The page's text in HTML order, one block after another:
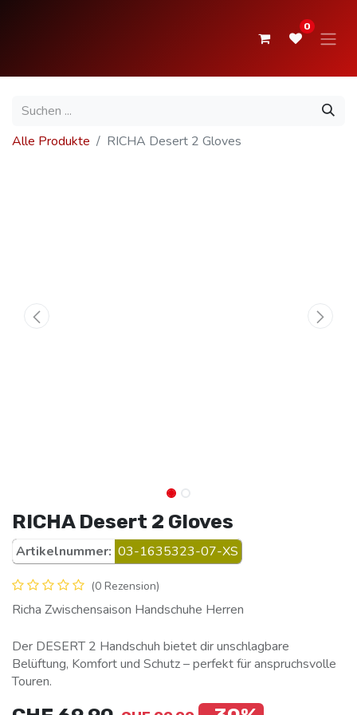
0
Alle Produkte RICHA Desert 2 Gloves
RICHA Desert 2 Gloves
Artikelnummer: 03-1635323-07-XS
(0 Rezension)
Richa Zwischensaison Handschuhe Herren
Der DESERT 2 Handschuh bietet dir unschlagbare
Belüftung, Komfort und Schutz – perfekt für anspruchsvolle
Touren.